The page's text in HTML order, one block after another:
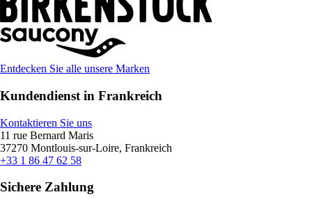
Entdecken Sie alle unsere Marken
Kundendienst in Frankreich
Kontaktieren Sie uns
11 rue Bernard Maris
37270 Montlouis-sur-Loire, Frankreich
+33 1 86 47 62 58
Sichere Zahlung